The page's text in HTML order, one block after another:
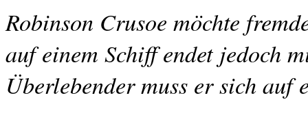
Robinson Crusoe möchte
auf einem Schiff endet jedoch
Überlebender muss er sich